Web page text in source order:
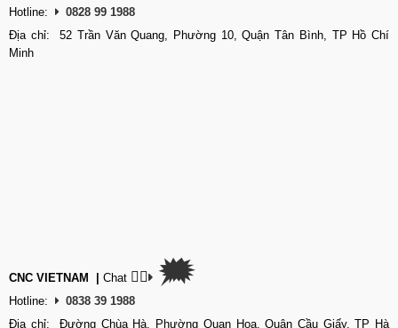
Hotline:
0828 99 1988
Địa chỉ: 52 Trần Văn Quang, Phường 10, Quận Tân Bình, TP Hồ Chí
Minh
CNC VIETNAM Chat 👉🏽 🗯
Hotline:
0838 39 1988
Địa chỉ: Đường Chùa Hà, Phường Quan Hoa, Quận Cầu Giấy, TP Hà